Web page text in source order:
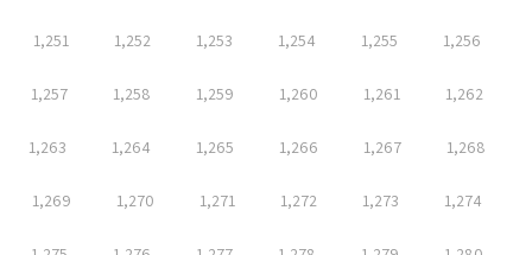
1,251 1,252 1,253 1,254 1,255 1,256
1,257 1,258 1,259 1,260 1,261 1,262
1,263 1,264 1,265 1,266 1,267 1,268
1,269 1,270 1,271 1,272 1,273 1,274